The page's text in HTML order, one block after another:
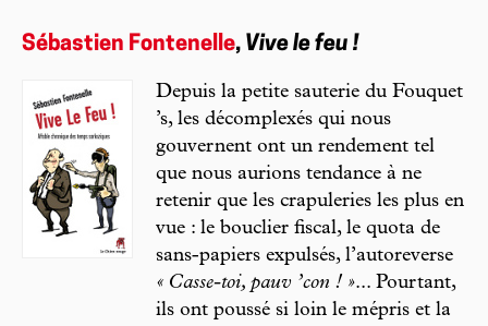
Sébastien Fontenelle, Vive le feu !
Depuis la petite sauterie du Fouquet
’s, les décomplexés qui nous
gouvernent ont un rendement tel
que nous aurions tendance à ne
retenir que les crapuleries les plus en
vue : le bouclier fiscal, le quota de
sans-papiers expulsés, l’autoreverse
« Casse-toi, pauv ’con ! »... Pourtant,
ils ont poussé si loin le mépris et la